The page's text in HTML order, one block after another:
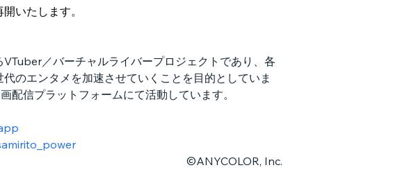
いたします。
／バーチャルライバープロジェクトであり、各
のエンタメを加速させていくことを目的としていま
信プラットフォームにて活動しています。
©ANYCOLOR, Inc.